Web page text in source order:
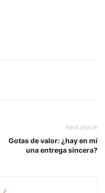
Next article
Gotas de valor: ¿hay en mí
una entrega sincera?